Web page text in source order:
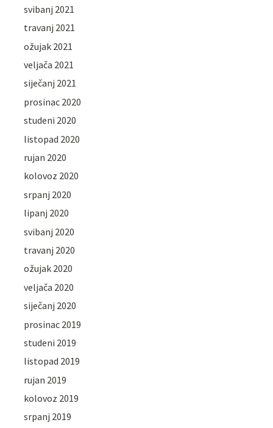
svibanj 2021
travanj 2021
ožujak 2021
veljača 2021
siječanj 2021
prosinac 2020
studeni 2020
listopad 2020
rujan 2020
kolovoz 2020
srpanj 2020
lipanj 2020
svibanj 2020
travanj 2020
ožujak 2020
veljača 2020
siječanj 2020
prosinac 2019
studeni 2019
listopad 2019
rujan 2019
kolovoz 2019
srpanj 2019